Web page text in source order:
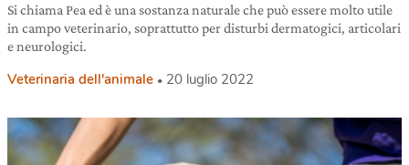
Si chiama Pea ed è una sostanza naturale che può essere molto utile
in campo veterinario, soprattutto per disturbi dermatogici, articolari
e neurologici.
Veterinaria dell'animale 20 luglio 2022